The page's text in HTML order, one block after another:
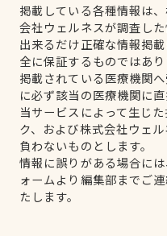
掲載している各種情報は
会社ウェルネスが調査し
出来るだけ正確な情報掲
全に保証するものではあり
掲載されている医療機関
に必ず該当の医療機関に直
当サービスによって生じ
ク、および株式会社ウェ
負わないものとします。
情報に誤りがある場合に
ォームより編集部までご
たします。